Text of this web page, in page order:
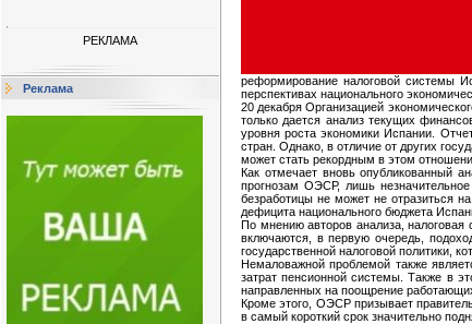
РЕКЛАМА
Реклама
реформирование налоговой системы
перспективах национального
20 декабря Организацией
только дается анализ текущих
уровня роста экономики Испании.
стран. Однако, в отличие от других
может стать рекордным в этом
Как отмечает вновь опубликованный
прогнозам ОЭСР, лишь
безработицы не может не отразиться
дефицита национального бюджета
По мнению авторов анализа, налоговая
включаются, в первую очередь,
государственной налоговой политики,
Немаловажной проблемой также
затрат пенсионной системы. Также в
направленных на поощрение
Кроме этого, ОЭСР призывает
в самый короткий срок значительно